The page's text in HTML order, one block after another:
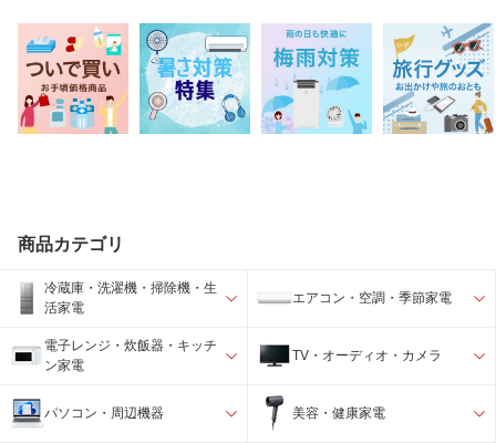
商品カテゴリ
冷蔵庫・洗濯機・掃除機・生
活家電
エアコン・空調・季節家電
電子レンジ・炊飯器・キッチ
ン家電
TV・オーディオ・カメラ
パソコン・周辺機器 美容・健康家電